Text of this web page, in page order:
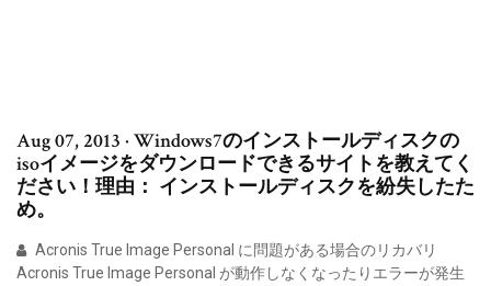
Aug 07, 2013 · Windows7のインストールディスクの
isoイメージをダウンロードできるサイトを教えてく
ださい！理由： インストールディスクを紛失したた
め。
Acronis True Image Personal に問題がある場合のリカバリ
Acronis True Image Personal が動作しなくなったりエラーが発生